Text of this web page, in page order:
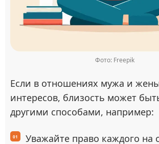
Фото: Freepik
Если в отношениях мужа и
интересов, близость может
другими способами, например:
Уважайте право каждого на